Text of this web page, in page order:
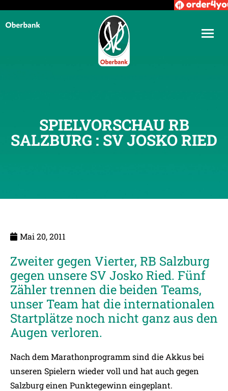
SPIELVORSCHAU RB
SALZBURG : SV JOSKO RIED
Mai 20, 2011
Zweiter gegen Vierter, RB Salzburg
gegen unsere SV Josko Ried. Fünf
Zähler trennen die beiden Teams,
unser Team hat die internationalen
Startplätze noch nicht ganz aus den
Augen verloren.
Nach dem Marathonprogramm sind die Akkus bei
unseren Spielern wieder voll und hat auch gegen
Salzburg einen Punktegewinn eingeplant.